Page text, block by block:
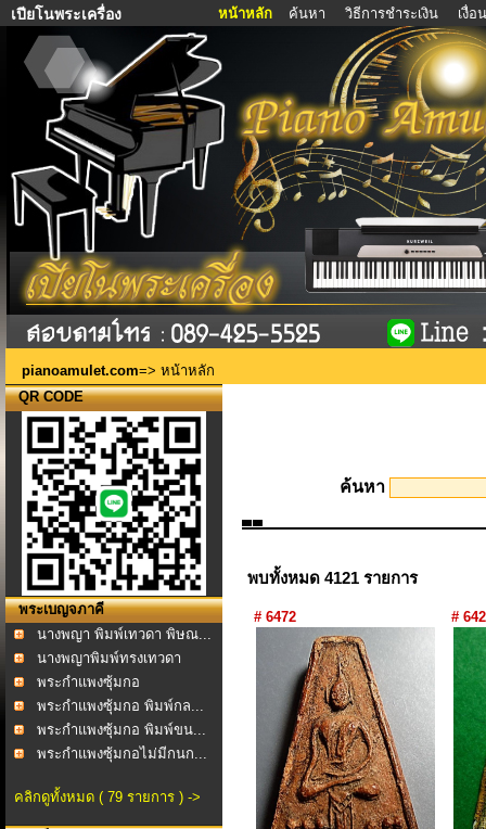
เปียโนพระเครื่อง หน้าหลัก ค้นหา วิธีการชำระเงิน เงื่
pianoamulet.com=> หน้าหลัก
QR CODE
พระเบญจภาคี
นางพญา พิมพ์เทวดา พิษณ...
นางพญาพิมพ์ทรงเทวดา
อกแ...พระกำแพงซุ้มกอ
พระกำแพงซุ้มกอ พิมพ์กล...
พระกำแพงซุ้มกอ พิมพ์ขน...
พระกำแพงซุ้มกอไม่มีกนก...
คลิกดูทั้งหมด ( 79 รายการ ) ->
ค้นหา
พบทั้งหมด 4121 รายการ
# 6472 #